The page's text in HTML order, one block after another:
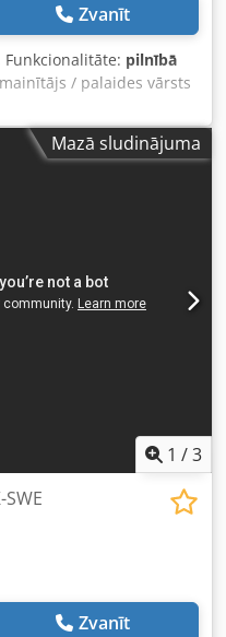
Zvanīt
Funkcionalitāte: pilnībā
/ palaides vārsts
kā jauns hidrauliskais
/ Kreyenborg
ekstrūzijas līnijām, un to
mainītāju, gan kā
laukums: 27 mm
• Ideāls kā izdevīgs
Mazā sludinājuma
1 /3
Zvanīt